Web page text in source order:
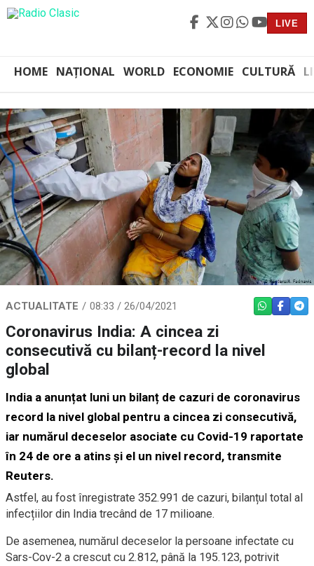
LIVE
HOME NAȚIONAL WORLD ECONOMIE CULTURĂ
ACTUALITATE 08:33 / 26/04/2021 WHATSAPP
Coronavirus India: A cincea zi
consecutivă cu bilanț-record la nivel
global
India a anunțat luni un bilanț de cazuri de coronavirus
record la nivel global pentru a cincea zi consecutivă,
iar numărul deceselor asociate cu Covid-19 raportate
în 24 de ore a atins și el un nivel record, transmite
Reuters.
Astfel, au fost înregistrate 352.991 de cazuri, bilanțul total al
infecțiilor din India trecând de 17 milioane.
De asemenea, numărul deceselor la persoane infectate cu
Sars-Cov-2 a crescut cu 2.812, până la 195.123, potrivit